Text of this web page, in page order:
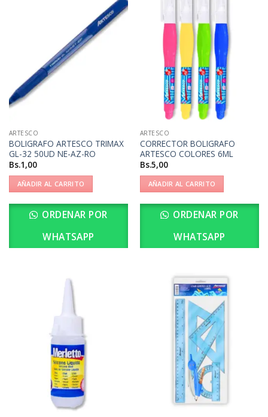
ARTESCO
BOLIGRAFO ARTESCO TRIMAX
GL-32 50UD NE-AZ-RO
Bs.1,00
AÑADIR AL CARRITO
ORDENAR POR
WHATSAPP
ARTESCO
CORRECTOR BOLIGRAFO
ARTESCO COLORES 6ML
Bs.5,00
AÑADIR AL CARRITO
ORDENAR POR
WHATSAPP